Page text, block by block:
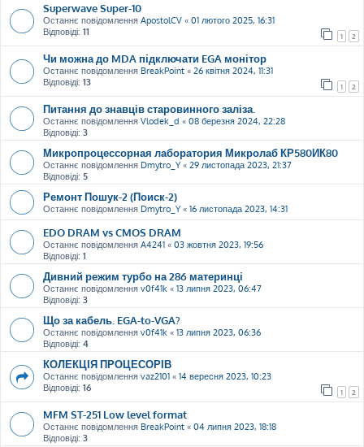
Superwave Super-10
Останнє повідомлення ApostolCV « 01 лютого 2025, 16:31
Відповіді: 11 1 2
Чи можна до MDA підключати EGA монітор
Останнє повідомлення BreakPoint « 26 квітня 2024, 11:31
Відповіді: 13 1 2
Питання до знавців старовинного заліза.
Останнє повідомлення Vlodek_d « 08 березня 2024, 22:28
Відповіді: 3
Микропроцессорная лаборатория Микролаб КР580ИК80
Останнє повідомлення Dmytro_Y« 29 листопада 2023, 21:37
Відповіді: 5
Ремонт Пошук-2 (Поиск-2)
Останнє повідомлення Dmytro_Y« 16 листопада 2023, 14:31
EDO DRAM vs CMOS DRAM
Останнє повідомлення A4241 « 03 жовтня 2023, 19:56
Відповіді: 1
Дивний режим турбо на 286 материнці
Останнє повідомлення v0f41k « 13 липня 2023, 06:47
Відповіді: 3
Що за кабель. EGA-to-VGA?
Останнє повідомлення v0f41k « 13 липня 2023, 06:36
Відповіді: 4
КОЛЕКЦІЯ ПРОЦЕСОРІВ
Останнє повідомлення vaz2101 « 14 вересня 2023, 10:23
Відповіді: 16 1 2
MFM ST-251 Low level format
Останнє повідомлення BreakPoint « 04 липня 2023, 18:18
Відповіді: 3